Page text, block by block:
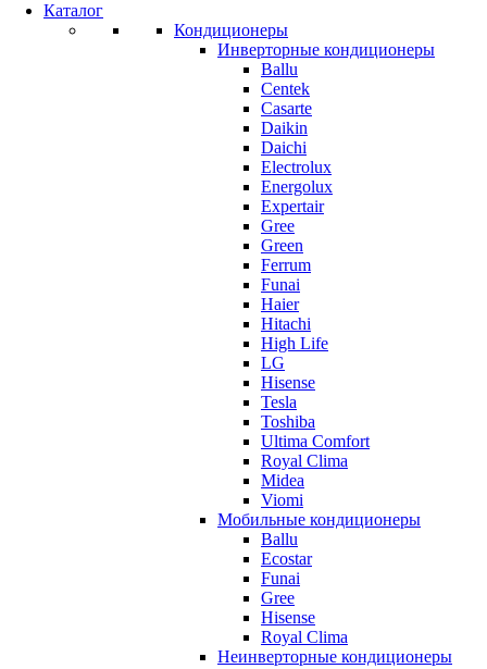
Каталог
Кондиционеры
Инверторные кондиционеры
Ballu
Centek
Casarte
Daikin
Daichi
Electrolux
Energolux
Expertair
Gree
Green
Ferrum
Funai
Haier
Hitachi
High Life
LG
Hisense
Tesla
Toshiba
Ultima Comfort
Royal Clima
Midea
Viomi
Мобильные кондиционеры
Ballu
Ecostar
Funai
Gree
Hisense
Royal Clima
Неинверторные кондиционеры